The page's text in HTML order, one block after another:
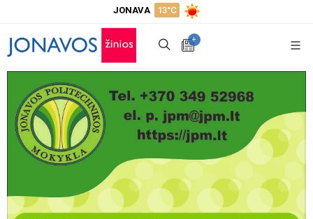
JONAVA 13°C
+